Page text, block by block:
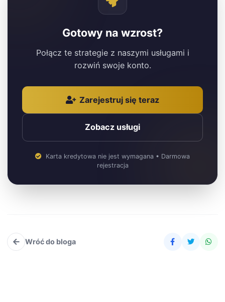
Gotowy na wzrost?
Połącz te strategie z naszymi usługami i
rozwiń swoje konto.
Zarejestruj się teraz
Zobacz usługi
Karta kredytowa nie jest wymagana • Darmowa
rejestracja
Wróć do bloga